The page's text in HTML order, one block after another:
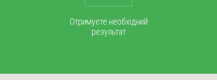
Отримуєте необхідний
результат